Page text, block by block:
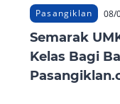
Pasangiklan 08/
Semarak
Kelas Bagi